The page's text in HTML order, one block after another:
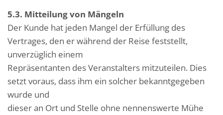
5.3. Mitteilung von Mängeln
Der Kunde hat jeden Mangel der Erfüllung des
Vertrages, den er während der Reise feststellt,
unverzüglich einem
Repräsentanten des Veranstalters mitzuteilen. Dies
setzt voraus, dass ihm ein solcher bekanntgegeben
wurde und
dieser an Ort und Stelle ohne nennenswerte Mühe